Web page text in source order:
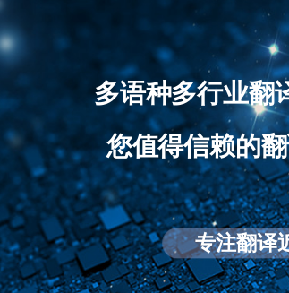
多语种多行业翻
您值得信赖的
专注翻译